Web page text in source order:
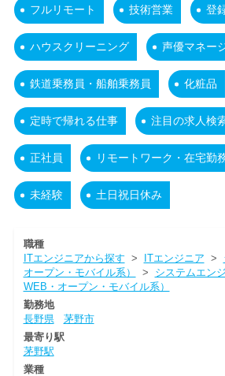
フルリモート 技術営業 登
ハウスクリーニング 声優マネー
鉄道乗務員・船舶乗務員 化粧品
定時で帰れる仕事 注目の求人検
正社員 リモートワーク・在宅勤
未経験 土日祝日休み
職種
ITエンジニアから探す > ITエンジニア >
オープン・モバイル系）
> システムエン
WEB・オープン・モバイル系）
勤務地
長野県
茅野市
最寄り駅
茅野駅
業種